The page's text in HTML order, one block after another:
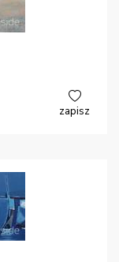
zapisz